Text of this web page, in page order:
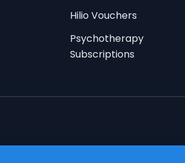
Hilio Vouchers
Psychotherapy
Subscriptions